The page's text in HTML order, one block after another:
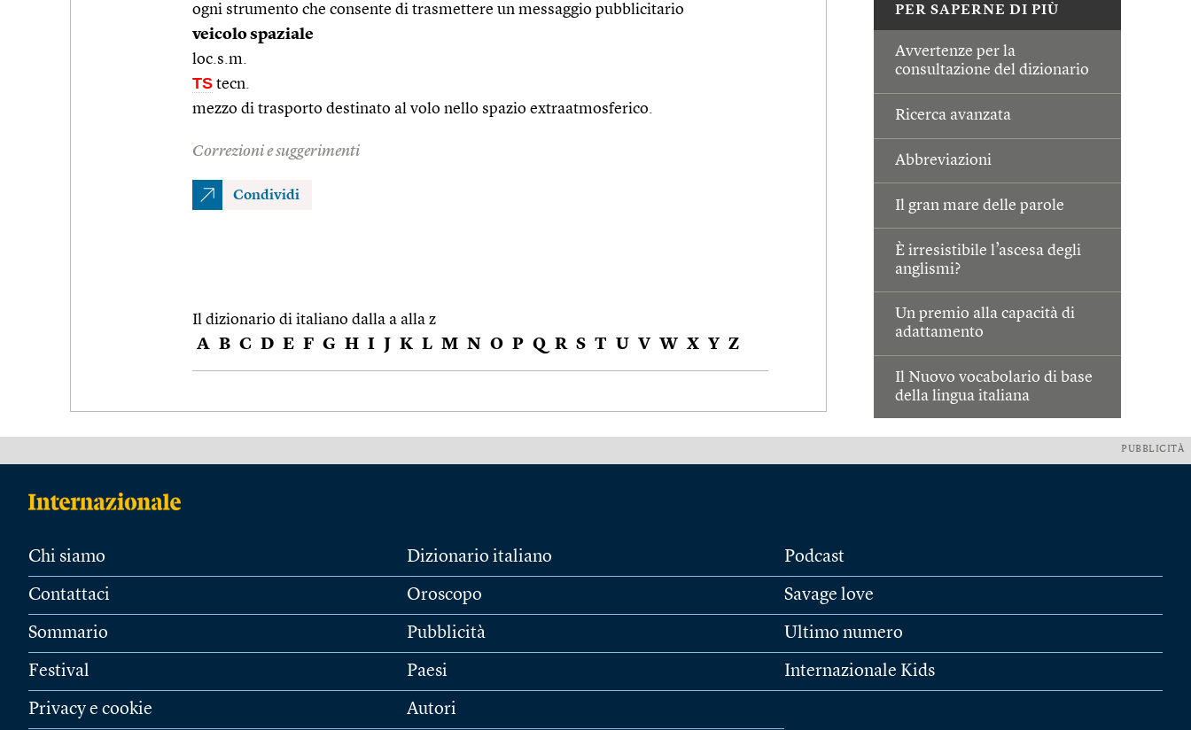
PER SAPERNE DI PIÙ
Avvertenze per la
consultazione del dizionario
Ricerca avanzata
Abbreviazioni
Il gran mare delle parole
È irresistibile l’ascesa degli
anglismi?
Un premio alla capacità di
adattamento
Il Nuovo vocabolario di base
della lingua italiana
ogni strumento che consente di trasmettere un messaggio pubblicitario
veicolo spaziale
loc.s.m.
TS tecn.
mezzo di trasporto destinato al volo nello spazio extraatmosferico.
Correzioni e suggerimenti
Condividi
Il dizionario di italiano dalla a alla z
A B C D E F G H I J K L M N O P Q R S T U V W X Y Z
PUBBLICITÀ
Chi siamo
Contattaci
Sommario
Festival
Privacy e cookie
Dizionario italiano
Oroscopo
Pubblicità
Paesi
Autori
Podcast
Savage love
Ultimo numero
Internazionale Kids